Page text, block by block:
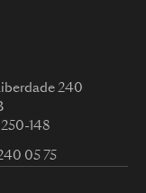
240
148
05 75